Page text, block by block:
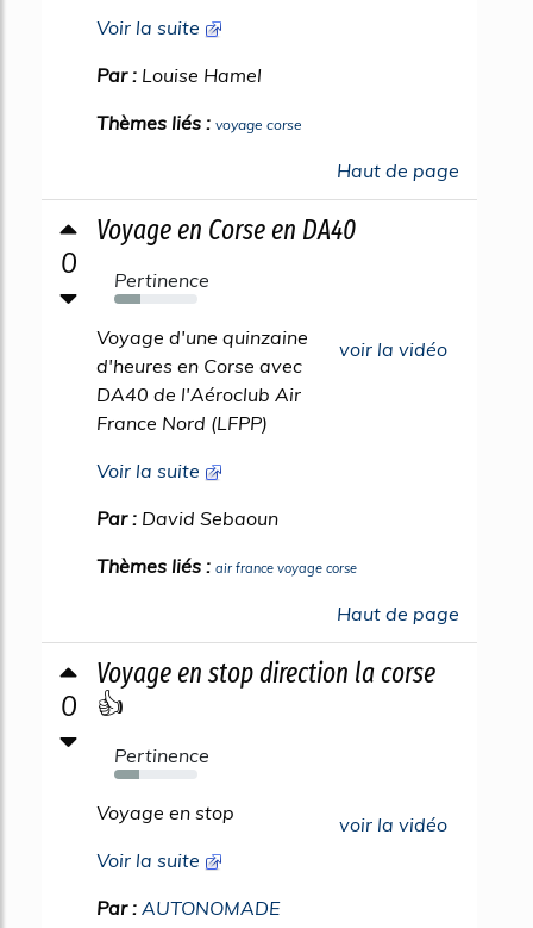
Voir la suite
Par : Louise Hamel
Thèmes liés : voyage corse
Haut de page
0
Voyage en Corse en DA40
Pertinence
32%
voir la vidéo
Voyage d'une quinzaine
d'heures en Corse avec
DA40 de l'Aéroclub Air
France Nord (LFPP)
Voir la suite
Par : David Sebaoun
Thèmes liés : air france voyage corse
Haut de page
0
Voyage en stop direction la corse
👍
Pertinence
30%
voir la vidéo
Voyage en stop
Voir la suite
Par : AUTONOMADE